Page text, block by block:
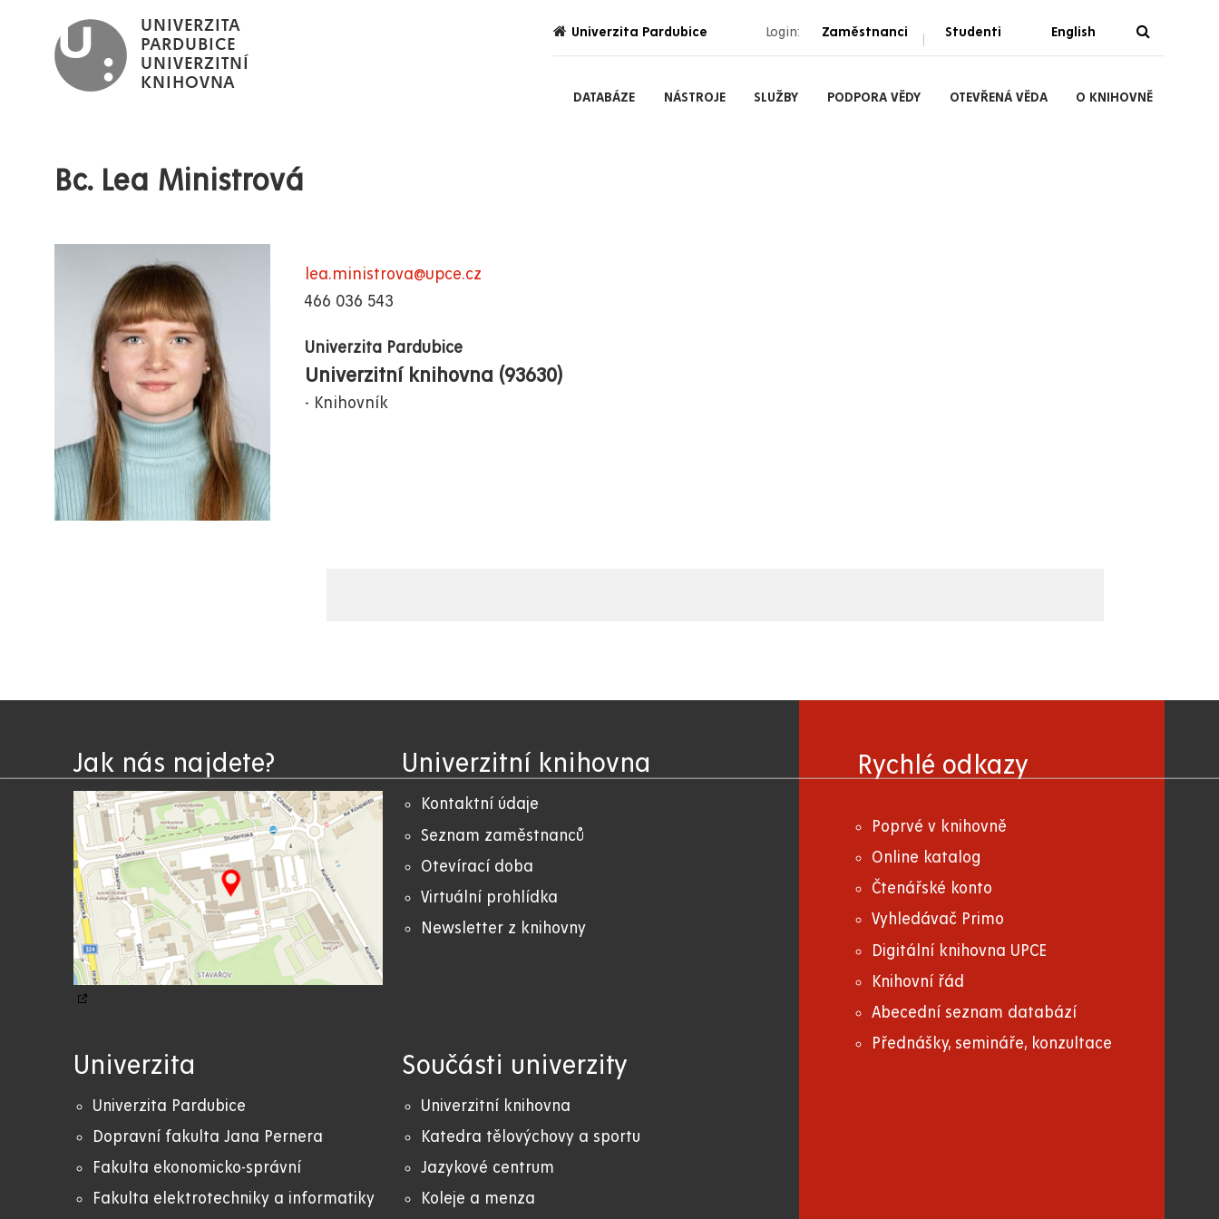
hlavnímu
UNIVERZITA
PARDUBICE
UNIVERZITNÍ
KNIHOVNA
Univerzita Pardubice Login: Zaměstnanci | Studenti English
DATABÁZE NÁSTROJE SLUŽBY PODPORA VĚDY OTEVŘENÁ VĚDA O KNIHOVNĚ
Bc. Lea Ministrová
lea.ministrova@upce.cz
466 036 543
Univerzita Pardubice
Univerzitní knihovna (93630)
Knihovník
Jak nás najdete? Univerzitní knihovna
Kontaktní údaje
Seznam zaměstnanců
Otevírací doba
Virtuální prohlídka
Newsletter z knihovny
Univerzita
Univerzita Pardubice
Dopravní fakulta Jana Pernera
Fakulta ekonomicko-správní
Fakulta elektrotechniky a informatiky
Součásti univerzity
Univerzitní knihovna
Katedra tělovýchovy a sportu
Jazykové centrum
Koleje a menza
Rychlé odkazy
Poprvé v knihovně
Online katalog
Čtenářské konto
Vyhledávač Primo
Digitální knihovna UPCE
Knihovní řád
Abecední seznam databází
Přednášky, semináře, konzultace